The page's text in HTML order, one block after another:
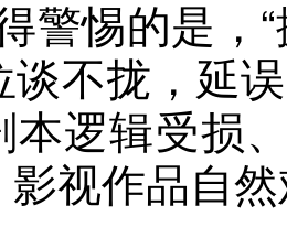
惕的是 ，
不拢，延
本逻辑受损
视作品自